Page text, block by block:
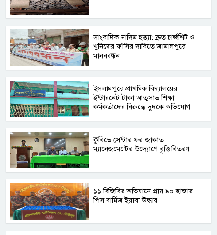
সাংবাদিক নাদিম হত্যা: দ্রুত চার্জশিট ও
খুনিদের ফাঁসির দাবিতে জামালপুরে
মানববন্ধন
​ইসলামপুরে প্রাথমিক বিদ্যালয়ের
ইন্টারনেট টাকা আত্মসাত শিক্ষা
কর্মকর্তাদের বিরুদ্ধে দুদকে অভিযোগ
কুবিতে সেন্টার ফর জাকাত
ম্যানেজমেন্টের উদ্যোগে বৃত্তি বিতরণ
১১ বিজিবির অভিযানে প্রায় ৯০ হাজার
পিস বার্মিজ ইয়াবা উদ্ধার